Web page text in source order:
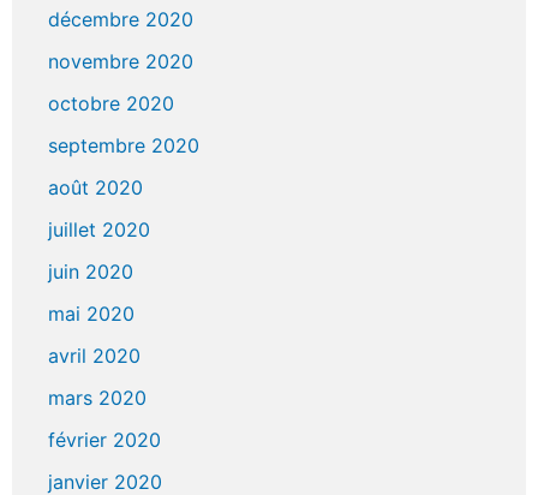
décembre 2020
novembre 2020
octobre 2020
septembre 2020
août 2020
juillet 2020
juin 2020
mai 2020
avril 2020
mars 2020
février 2020
janvier 2020